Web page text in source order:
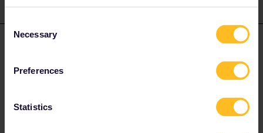
Consent
Selection
Necessary
Preferences
Statistics
Forum|Forum|4 years ago
Check zeker toch ook de prijzen op bahn.de voor (huis)-bestem
in CH, kan nog behoorlijk lager zijn als je vermoed. Vermoedelijk
maken-dat is daar peperduur zonder al die ABOś die Zwitsers